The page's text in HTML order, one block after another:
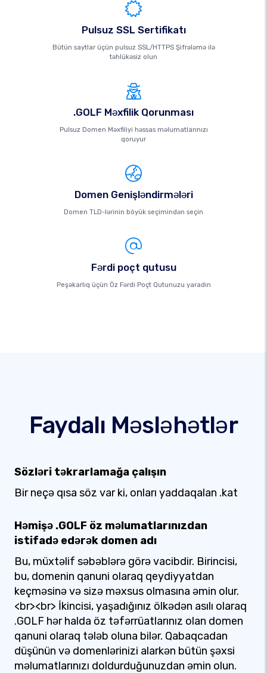
Pulsuz SSL Sertifikatı
Bütün saytlar üçün pulsuz SSL/HTTPS Şifrələmə ilə
təhlükəsiz olun
.GOLF Məxfilik Qorunması
Pulsuz Domen Məxfiliyi həssas məlumatlarınızı
qoruyur
Domen Genişləndirmələri
Domen TLD-lərinin böyük seçimindən seçin
Fərdi poçt qutusu
Peşəkarlıq üçün Öz Fərdi Poçt Qutunuzu yaradın
Faydalı Məsləhətlər
Sözləri təkrarlamağa çalışın
Bir neçə qısa söz var ki, onları yaddaqalan .kat
Həmişə .GOLF öz məlumatlarınızdan
istifadə edərək domen adı
Bu, müxtəlif səbəblərə görə vacibdir. Birincisi,
bu, domenin qanuni olaraq qeydiyyatdan
keçməsinə və sizə məxsus olmasına əmin olur.
<br><br> İkincisi, yaşadığınız ölkədən asılı olaraq
.GOLF hər halda öz təfərrüatlarınız olan domen
qanuni olaraq tələb oluna bilər. Qabaqcadan
düşünün və domenlərinizi alarkən bütün şəxsi
məlumatlarınızı doldurduğunuzdan əmin olun.